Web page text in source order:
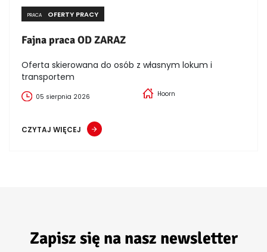
PRACA OFERTY PRACY
Fajna praca OD ZARAZ
Oferta skierowana do osób z własnym lokum i
transportem
05 sierpnia 2026 Hoorn
CZYTAJ WIĘCEJ
Zapisz się na nasz newsletter